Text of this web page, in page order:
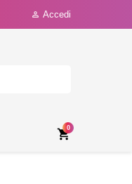
 Accedi

0